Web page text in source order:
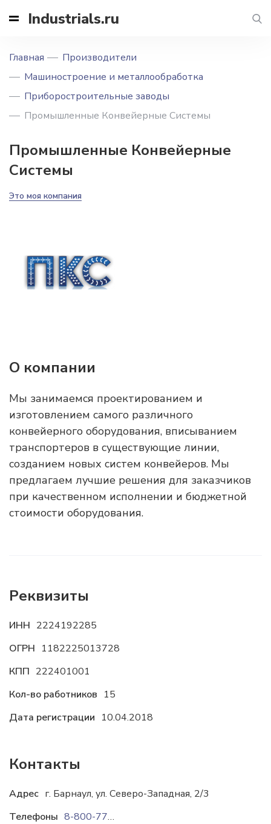
Industrials.ru
Главная
Производители
Машиностроение и металлообработка
Приборостроительные заводы
Промышленные Конвейерные Системы
Промышленные Конвейерные
Системы
Это моя компания
О компании
Мы занимаемся проектированием и
изготовлением самого различного
конвейерного оборудования, вписыванием
транспортеров в существующие линии,
созданием новых систем конвейеров. Мы
предлагаем лучшие решения для заказчиков
при качественном исполнении и бюджетной
стоимости оборудования.
Реквизиты
ИНН 2224192285
ОГРН 1182225013728
КПП 222401001
Кол-во работников 15
Дата регистрации 10.04.2018
Контакты
Адрес г. Барнаул, ул. Северо-Западная, 2/3
Телефоны
8-800-775-90-55